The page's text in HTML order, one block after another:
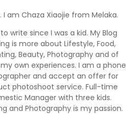
I am Chaza Xiaojie from Melaka.
write since I was a kid. My Blog
is more about Lifestyle, Food,
Beauty, Photography and of
own experiences. I am a phone
and accept an offer for
photoshoot service. Full-time
Manager with three kids.
and Photography is my passion.